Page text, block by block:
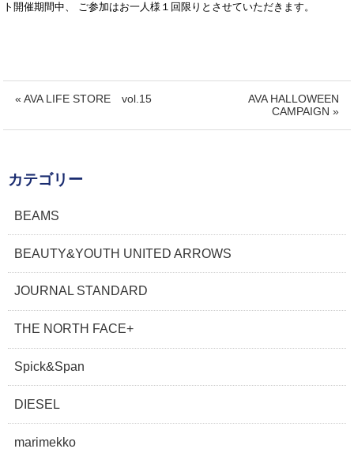
ト開催期間中、
ご参加はお一人様１回限りとさせていただきます。
« AVA LIFE STORE vol.15
AVA HALLOWEEN
CAMPAIGN »
カテゴリー
BEAMS
BEAUTY&YOUTH UNITED ARROWS
JOURNAL STANDARD
THE NORTH FACE+
Spick&Span
DIESEL
marimekko